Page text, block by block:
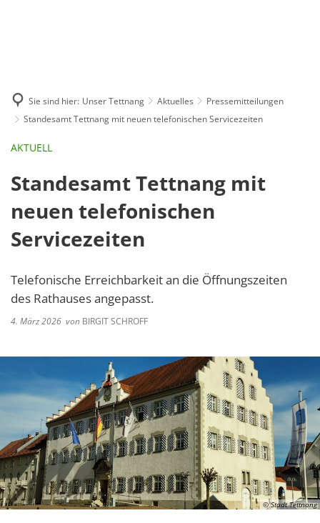
Sie sind hier: Unser Tettnang Aktuelles
Pressemitteilungen
Standesamt Tettnang mit neuen telefonischen Servicezeiten
AKTUELL
Standesamt Tettnang mit
neuen telefonischen
Servicezeiten
Telefonische Erreichbarkeit an die Öffnungszeiten
des Rathauses angepasst.
4. März 2026 von BIRGIT SCHROFF
© Stadt Tettnang